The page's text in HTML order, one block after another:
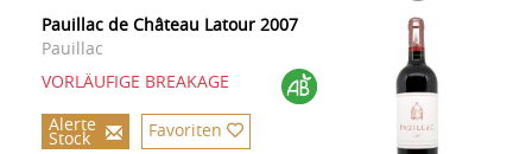
Pauillac de Château Latour 2007
Pauillac
VORLÄUFIGE BREAKAGE
Alerte
Stock Favoriten